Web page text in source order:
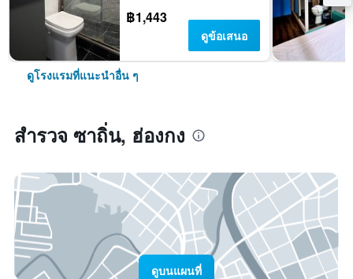
฿1,443
ดูข้อเสนอ
ดูโรงแรมที่แนะนำอื่น ๆ
สำรวจ ซาถิ่น, ฮ่องกง
ดูบนแผนที่